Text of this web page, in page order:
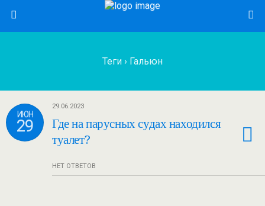
Теги › Гальюн
ИЮН
29
29.06.2023
Где на парусных судах находился
туалет?
НЕТ ОТВЕТОВ